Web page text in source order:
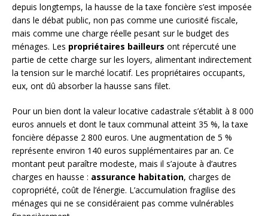
depuis longtemps, la hausse de la taxe foncière s’est imposée
dans le débat public, non pas comme une curiosité fiscale,
mais comme une charge réelle pesant sur le budget des
ménages. Les propriétaires bailleurs ont répercuté une
partie de cette charge sur les loyers, alimentant indirectement
la tension sur le marché locatif. Les propriétaires occupants,
eux, ont dû absorber la hausse sans filet.
Pour un bien dont la valeur locative cadastrale s’établit à 8 000
euros annuels et dont le taux communal atteint 35 %, la taxe
foncière dépasse 2 800 euros. Une augmentation de 5 %
représente environ 140 euros supplémentaires par an. Ce
montant peut paraître modeste, mais il s’ajoute à d’autres
charges en hausse : assurance habitation, charges de
copropriété, coût de l’énergie. L’accumulation fragilise des
ménages qui ne se considéraient pas comme vulnérables